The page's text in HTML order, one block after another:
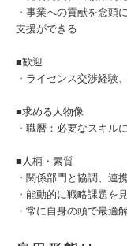
・事業への貢献を念頭
支援ができる
■歓迎
・ライセンス交渉経験
■求める人物像
・職暦：必要なスキル
■人柄・素質
・関係部門と協調、連
・能動的に戦略課題を
・常に自身の頭で最適